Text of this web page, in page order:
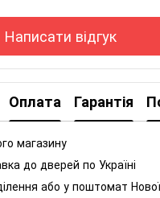
Написати відгук
Оплата Гарантія
магазину
до дверей по Україні
або у поштомат